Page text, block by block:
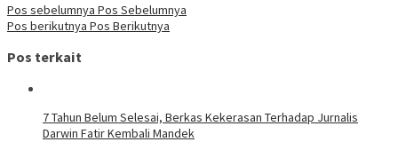
Pos sebelumnya Pos Sebelumnya
Pos berikutnya Pos Berikutnya
Pos terkait
7 Tahun Belum Selesai, Berkas Kekerasan Terhadap Jurnalis
Darwin Fatir Kembali Mandek